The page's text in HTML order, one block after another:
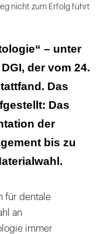
nicht zum Erfolg führt
– unter
der vom 24.
Das
Das
der
bis zu
für dentale
an
immer